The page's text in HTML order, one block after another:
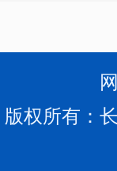
综合分析产品
调整。负责组
版权所有：